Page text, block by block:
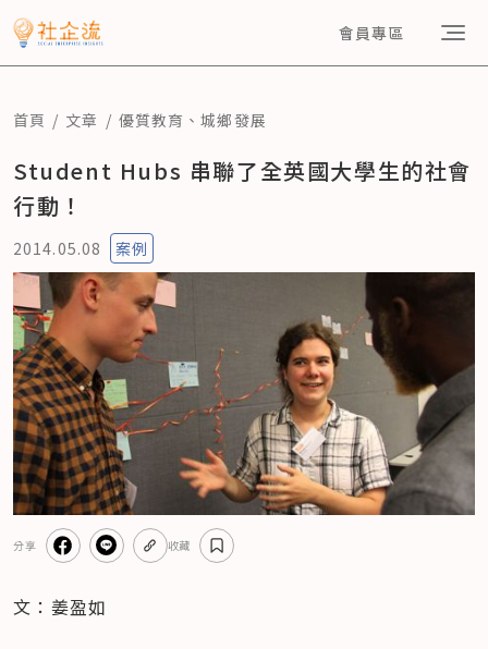
會員專區
首頁 文章 優質教育 、城鄉發展
Student Hubs 串聯了全英國大學生的社會
行動！
2014.05.08 案例
分享 收藏
文：姜盈如